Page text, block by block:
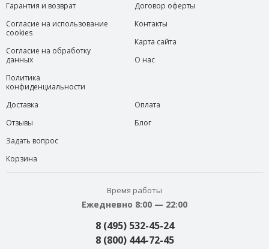
Гарантия и возврат
Согласие на использование
cookies
Согласие на обработку
данных
Политика
конфиденциальности
Договор оферты
Контакты
Карта сайта
О нас
Доставка
Отзывы
Задать вопрос
Корзина
Оплата
Блог
Время работы
Ежедневно 8:00 — 22:00
8 (495) 532-45-24
8 (800) 444-72-45